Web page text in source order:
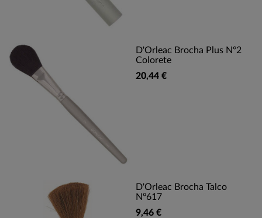
D'Orleac Brocha Plus Nº2
Colorete
20,44 €
D'Orleac Brocha Talco
Nº617
9,46 €